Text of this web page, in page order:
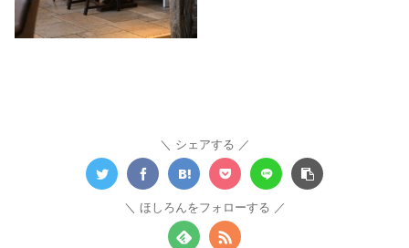
シェアする
ほしろんをフォローする